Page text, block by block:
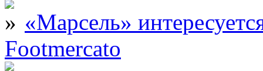
«Марсель»
Footmercato